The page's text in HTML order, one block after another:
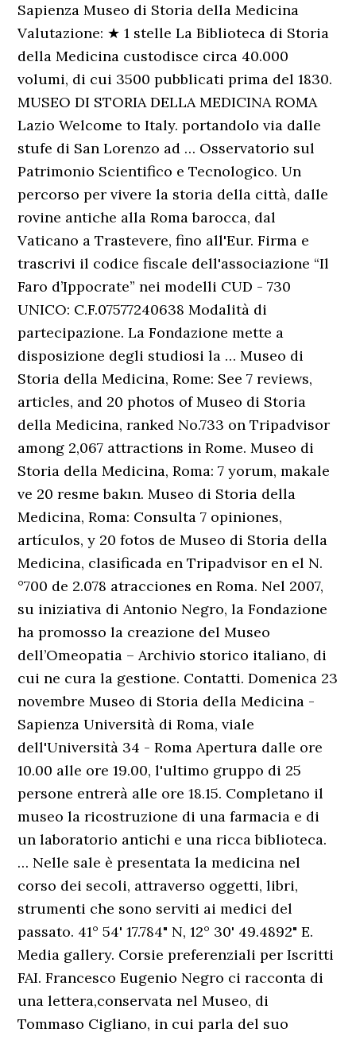
Sapienza Museo di Storia della Medicina
Valutazione: ★ 1 stelle La Biblioteca di Storia
della Medicina custodisce circa 40.000
volumi, di cui 3500 pubblicati prima del 1830.
MUSEO DI STORIA DELLA MEDICINA ROMA
Lazio Welcome to Italy. portandolo via dalle
stufe di San Lorenzo ad … Osservatorio sul
Patrimonio Scientifico e Tecnologico. Un
percorso per vivere la storia della città, dalle
rovine antiche alla Roma barocca, dal
Vaticano a Trastevere, fino all'Eur. Firma e
trascrivi il codice fiscale dell'associazione “Il
Faro d’Ippocrate” nei modelli CUD - 730
UNICO: C.F.07577240638 Modalità di
partecipazione. La Fondazione mette a
disposizione degli studiosi la … Museo di
Storia della Medicina, Rome: See 7 reviews,
articles, and 20 photos of Museo di Storia
della Medicina, ranked No.733 on Tripadvisor
among 2,067 attractions in Rome. Museo di
Storia della Medicina, Roma: 7 yorum, makale
ve 20 resme bakın. Museo di Storia della
Medicina, Roma: Consulta 7 opiniones,
artículos, y 20 fotos de Museo di Storia della
Medicina, clasificada en Tripadvisor en el N.
°700 de 2.078 atracciones en Roma. Nel 2007,
su iniziativa di Antonio Negro, la Fondazione
ha promosso la creazione del Museo
dell’Omeopatia – Archivio storico italiano, di
cui ne cura la gestione. Contatti. Domenica 23
novembre Museo di Storia della Medicina -
Sapienza Università di Roma, viale
dell'Università 34 - Roma Apertura dalle ore
10.00 alle ore 19.00, l'ultimo gruppo di 25
persone entrerà alle ore 18.15. Completano il
museo la ricostruzione di una farmacia e di
un laboratorio antichi e una ricca biblioteca.
… Nelle sale è presentata la medicina nel
corso dei secoli, attraverso oggetti, libri,
strumenti che sono serviti ai medici del
passato. 41° 54' 17.784" N, 12° 30' 49.4892" E.
Media gallery. Corsie preferenziali per Iscritti
FAI. Francesco Eugenio Negro ci racconta di
una lettera,conservata nel Museo, di
Tommaso Cigliano, in cui parla del suo